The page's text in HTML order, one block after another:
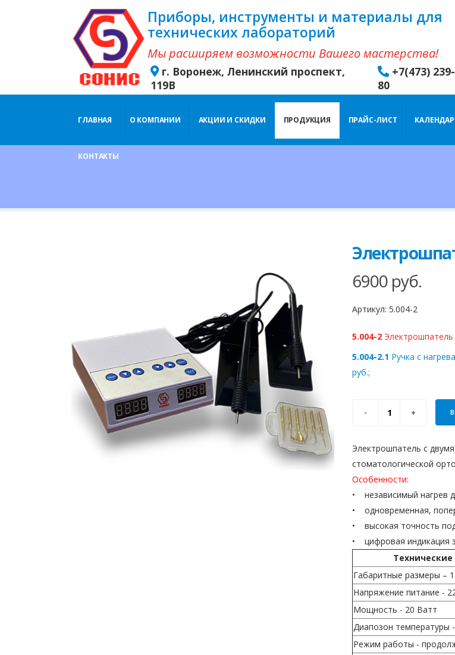
Приборы, инструменты и материалы для
технических лабораторий
Мы расширяем возможности Вашего мастерства!
г. Воронеж, Ленинский проспект,
119В
+7(473)
80
ГЛАВНАЯ О КОМПАНИИ АКЦИИ И СКИДКИ ПРОДУКЦИЯ ПРАЙС-ЛИСТ
КОНТАКТЫ
6900 руб.
Артикул: 5.004-2
5.004-2 Электрошпатель
5.004-2.1 Ручка с
руб.;
Электрошпатель с
стоматологической
Особенности:
• независимый нагрев
• одновременная,
• высокая точность
• цифровая индикация
Габаритные размеры –
Напряжение питание -
Мощность - 20 Ватт
Диапозон температуры
Режим работы -